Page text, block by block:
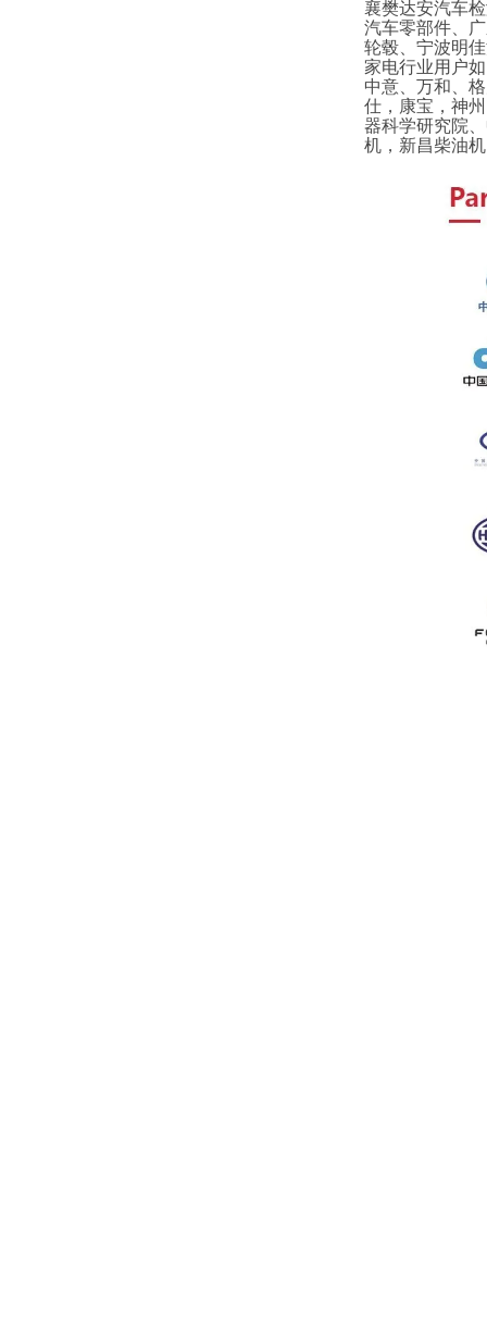
襄樊达安汽车
汽车零部件、
轮毂、宁波明
家电行业用户
中意、万和、
仕，康宝，神
器科学研究院
机，新昌柴油